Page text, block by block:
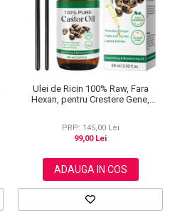
Ulei de Ricin 100% Raw, Fara
Hexan, pentru Crestere Gene,
PRP: 145,00 Lei
99,00 Lei
ADAUGA IN COS